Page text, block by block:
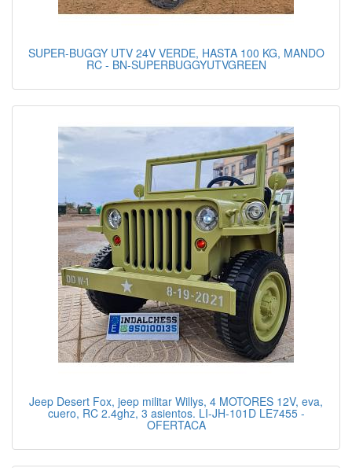
SUPER-BUGGY UTV 24V VERDE, HASTA 100 KG, MANDO
RC - BN-SUPERBUGGYUTVGREEN
Jeep Desert Fox, jeep militar Willys, 4 MOTORES 12V, eva,
cuero, RC 2.4ghz, 3 asientos. LI-JH-101D LE7455 -
OFERTACA